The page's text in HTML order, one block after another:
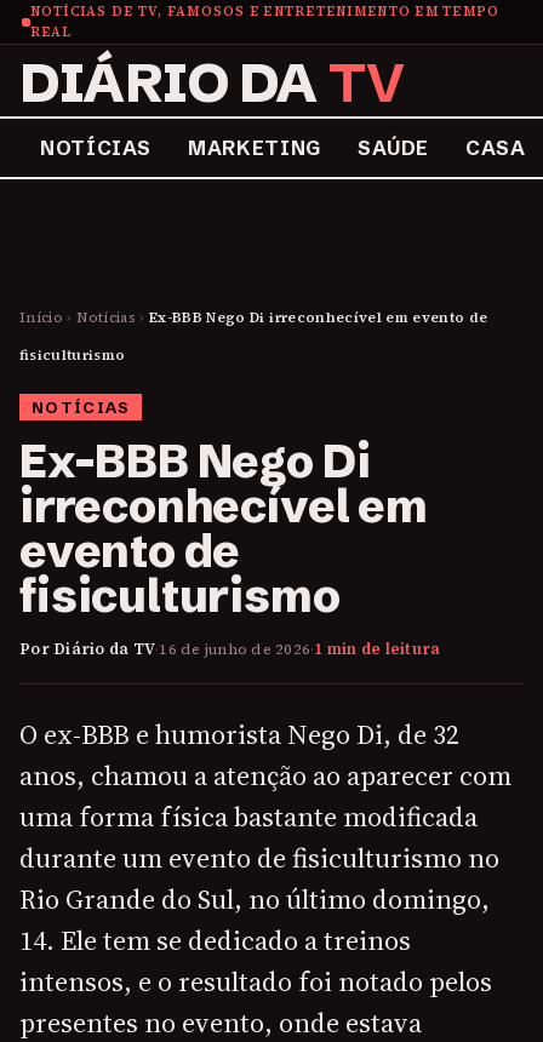
NOTÍCIAS DE TV, FAMOSOS E ENTRETENIMENTO EM TEMPO
REAL
DIÁRIO DATV
NOTÍCIAS MARKETING SAÚDE CASA
Início › Notícias › Ex-BBB Nego Di irreconhecível em evento de
fisiculturismo
NOTÍCIAS
Ex-BBB Nego Di
irreconhecível em
evento de
fisiculturismo
Por Diário da TV·16 de junho de 2026·1 min de leitura
O ex-BBB e humorista Nego Di, de 32
anos, chamou a atenção ao aparecer com
uma forma física bastante modificada
durante um evento de fisiculturismo no
Rio Grande do Sul, no último domingo,
14. Ele tem se dedicado a treinos
intensos, e o resultado foi notado pelos
presentes no evento, onde estava